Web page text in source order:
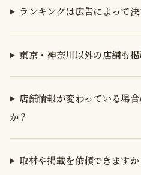
ランキングは広告によって
東京・神奈川以外の店舗も
店舗情報が変わっている場
か？
取材や掲載を依頼できますか